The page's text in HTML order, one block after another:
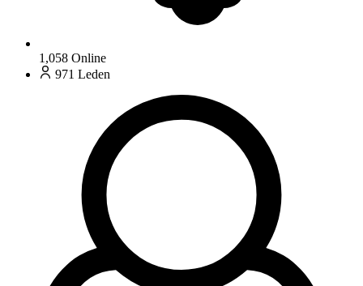
1,058 Online
971 Leden